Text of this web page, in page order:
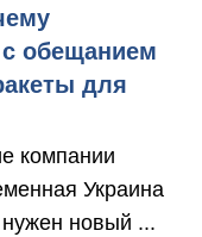
обещанием
для
компании
Украина
нужен новый ...